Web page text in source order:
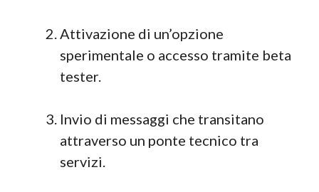
Attivazione di un’opzione
sperimentale o accesso tramite beta
tester.
Invio di messaggi che transitano
attraverso un ponte tecnico tra
servizi.